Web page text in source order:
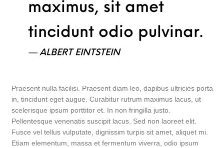
maximus, sit amet
tincidunt odio pulvinar.
ALBERT EINTSTEIN
Praesent nulla facilisi. Praesent diam leo, dapibus ultricies porta
in, tincidunt eget augue. Curabitur rutrum maximus lacus, ut
scelerisque ipsum porttitor et. In non fringilla justo.
Pellentesque venenatis suscipit lacus. Sed non laoreet elit.
Fusce vel tellus vulputate, dignissim turpis sit amet, aliquet mi.
Etiam elementum, massa et fermentum viverra, odio ipsum